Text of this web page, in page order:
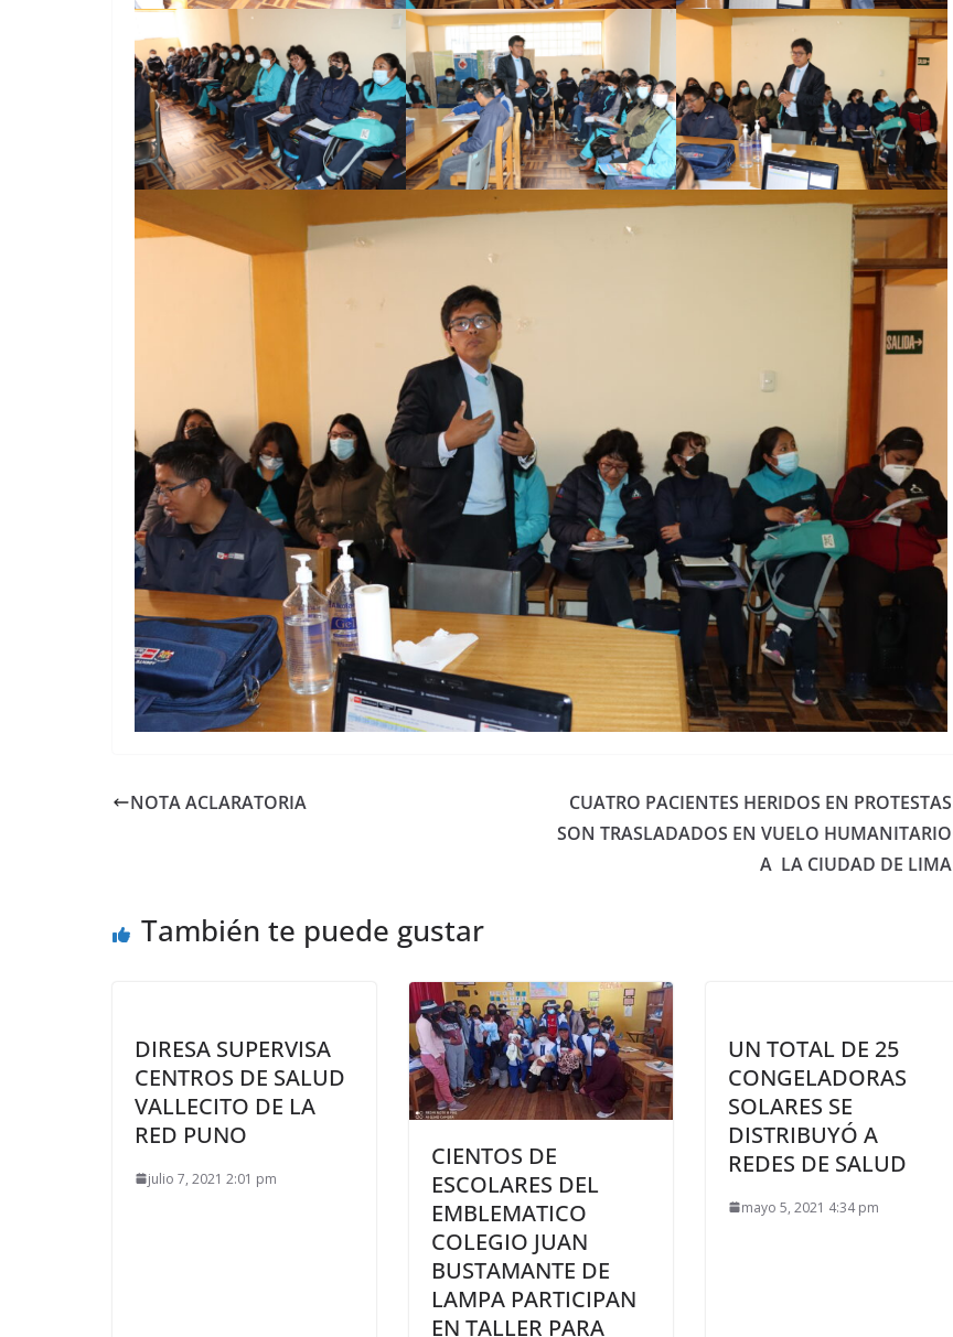
NOTA ACLARATORIA
CUATRO PACIENTES HERIDOS EN PROTESTAS
SON TRASLADADOS EN VUELO HUMANITARIO
A LA CIUDAD DE LIMA
También te puede gustar
DIRESA SUPERVISA
CENTROS DE SALUD
VALLECITO DE LA
RED PUNO
julio 7, 2021 2:01 pm
CIENTOS DE
ESCOLARES DEL
EMBLEMATICO
COLEGIO JUAN
BUSTAMANTE DE
LAMPA PARTICIPAN
EN TALLER PARA
UN TOTAL DE 25
CONGELADORAS
SOLARES SE
DISTRIBUYÓ A
REDES DE SALUD
mayo 5, 2021 4:34 pm